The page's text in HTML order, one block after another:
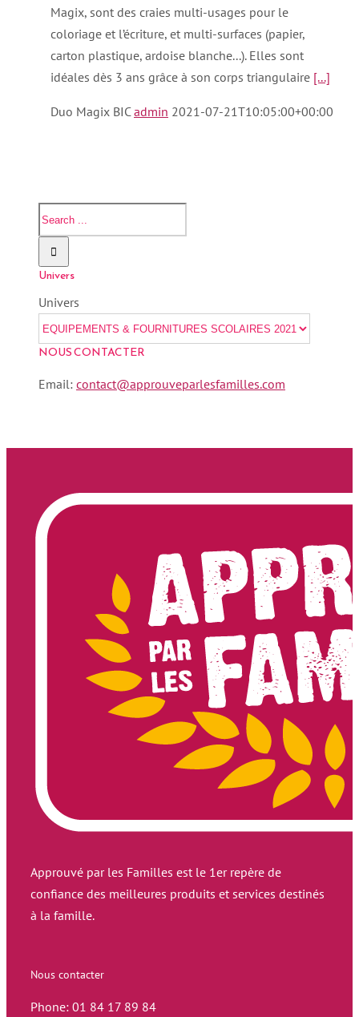
Magix, sont des craies multi-usages pour le
coloriage et l’écriture, et multi-surfaces (papier,
carton plastique, ardoise blanche...). Elles sont
idéales dès 3 ans grâce à son corps triangulaire [...]
Duo Magix BICadmin 2021-07-21T10:05:00+00:00
Univers
Univers
NOUS CONTACTER
Email: contact@approuveparlesfamilles.com
Approuvé par les Familles est le 1er repère de
confiance des meilleures produits et services destinés
à la famille.
Nous contacter
Phone: 01 84 17 89 84